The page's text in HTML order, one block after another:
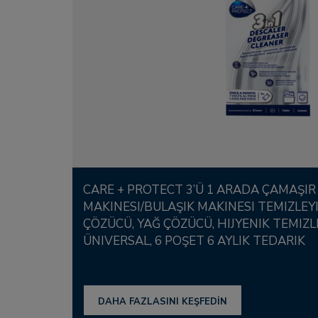
CARE + PROTECT 3’Ü 1 ARADA ÇAMAŞIR
MAKINESI/BULAŞIK MAKINESI
ÇÖZÜCÜ, YAĞ ÇÖZÜCÜ, HIJYENIK
ÜNIVERSAL, 6 POŞET 6 AYLIK TEDARIK
DAHA FAZLASINI KEŞFEDİN